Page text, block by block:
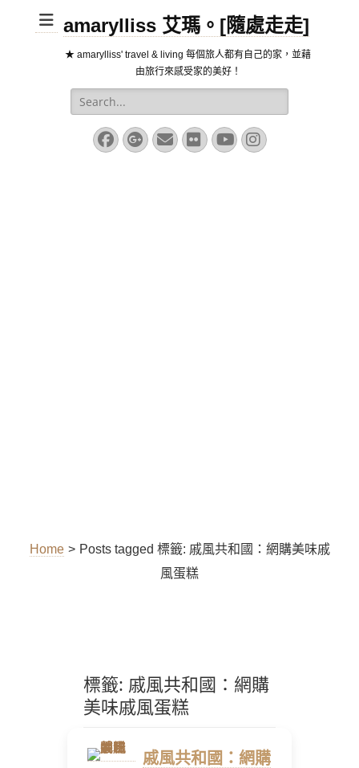
amarylliss 艾瑪。[隨處走走]
★ amarylliss' travel & living 每個旅人都有自己的家，並藉
由旅行來感受家的美好！
Search
for:
Facebook
Googleplus
EmailFlickrYouTube
Instagram
Home > Posts tagged 標籤: 戚風共和國：網購美味戚
風蛋糕
標籤: 戚風共和國：網購
美味戚風蛋糕
戚風共和國：網購